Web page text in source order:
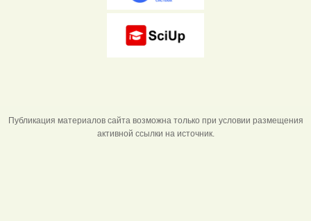
Публикация материалов сайта возможна только при условии размещения
активной ссылки на источник.